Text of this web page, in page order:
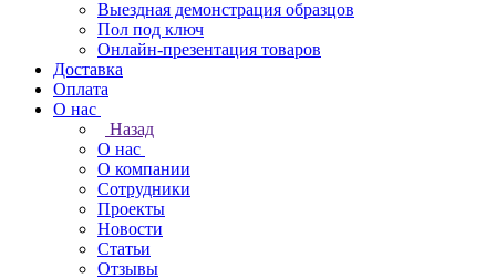
Выездная демонстрация образцов
Пол под ключ
Онлайн-презентация товаров
Доставка
Оплата
О нас
Назад
О нас
О компании
Сотрудники
Проекты
Новости
Статьи
Отзывы